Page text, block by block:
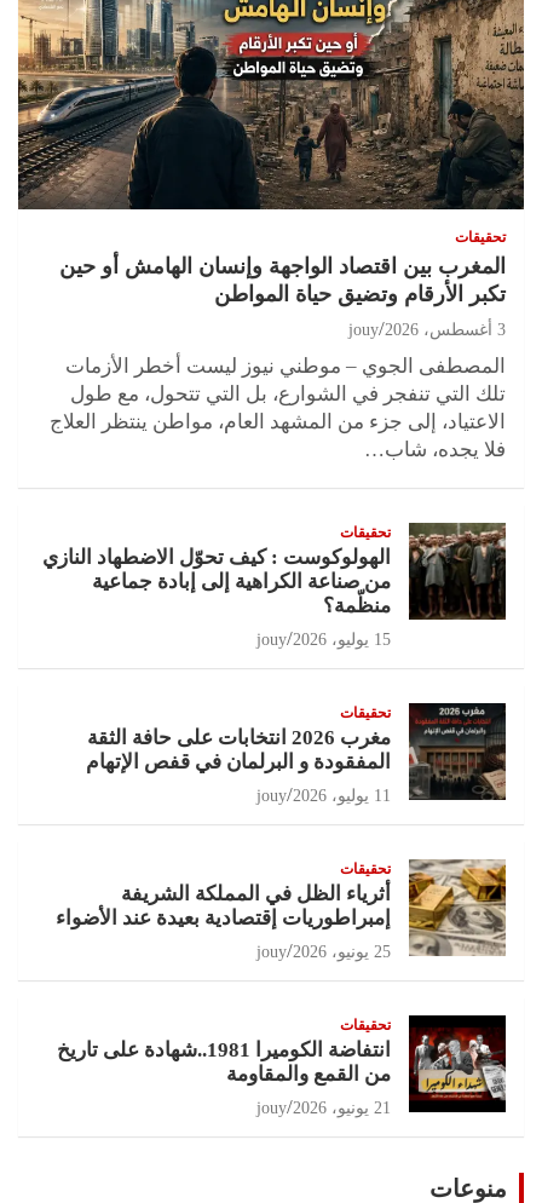
تحقيقات
المغرب بين اقتصاد الواجهة وإنسان الهامش أو حين
تكبر الأرقام وتضيق حياة المواطن
3 أغسطس، 2026 jouy
المصطفى الجوي – موطني نيوز ليست أخطر الأزمات
تلك التي تنفجر في الشوارع، بل التي تتحول، مع طول
الاعتياد، إلى جزء من المشهد العام، مواطن ينتظر العلاج
فلا يجده، شاب…
تحقيقات
الهولوكوست : كيف تحوّل الاضطهاد النازي
من صناعة الكراهية إلى إبادة جماعية
منظّمة؟
15 يوليو، 2026 jouy
تحقيقات
مغرب 2026 انتخابات على حافة الثقة
المفقودة و البرلمان في قفص الإتهام
11 يوليو، 2026 jouy
تحقيقات
أثرياء الظل في المملكة الشريفة
إمبراطوريات إقتصادية بعيدة عند الأضواء
25 يونيو، 2026 jouy
تحقيقات
انتفاضة الكوميرا 1981..شهادة على تاريخ
من القمع والمقاومة
21 يونيو، 2026 jouy
منوعات